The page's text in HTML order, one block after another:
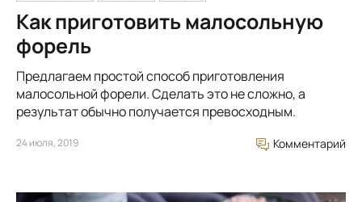
Как приготовить малосольную
форель
Предлагаем простой способ приготовления
малосольной форели. Сделать это не сложно, а
результат обычно получается превосходным.
24 июля, 2019 Комментарий